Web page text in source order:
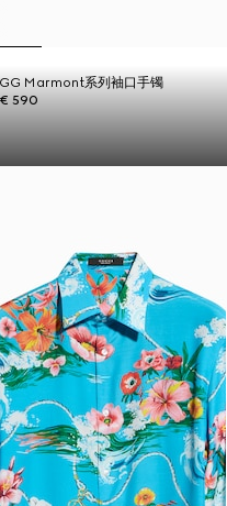
GG Marmont系列袖口手镯
€ 590